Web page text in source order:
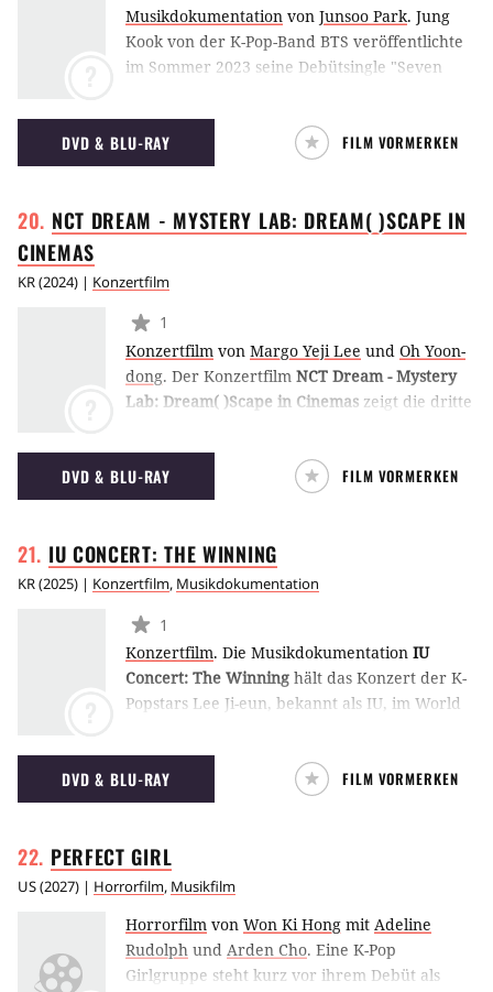
Musikdokumentation von Junsoo Park. Jung
Kook von der K-Pop-Band BTS veröffentlichte
im Sommer 2023 seine Debütsingle "Seven
Künstler seine Karriere weiter aus. Es folgten
das Album "Golden" und zahlreiche Top-
Platzierungen in den Musik-Charts. Der
den jungen Sänger über 8 Wochen hinweg auf
Leben und seinen Aufstieg gab und sein Star-
Dasein ebenso wie seine kreativen Prozesse
beleuchtete. (ES)
DVD & BLU-RAY FILM VORMERKEN
NCT DREAM - MYSTERY LAB: DREAM( )SCAPE IN
CINEMAS
KR(2024) | Konzertfilm
1
Konzertfilm von Margo Yeji Lee und Oh Yoon-
dong. Der Konzertfilm NCT Dream - Mystery
Lab: Dream( )Scape in Cinemas zeigt die dritte
Die Doku begleitet die Band sowohl bei ihren
musikalischen Show-Einlagen auf der Bühne
als auch hinter die Kulissen, damit ein
Seoul entsteht. (ES)
DVD & BLU-RAY FILM VORMERKEN
IU CONCERT: THEWINNING
KR(2025) | Konzertfilm, Musikdokumentation
1
Konzertfilm. Die Musikdokumentation IU
Concert: The Winning hält das Konzert der K-
Popstars Lee Ji-eun, bekannt als IU, im World
"Hereh"-Welttournee gehört. Hier gibt sie
Songs wie "Last Fantasy", "Love Wins All" und
"Shopper" zum besten, untermalt von einer
DVD & BLU-RAY FILM VORMERKEN
PERFECTGIRL
US(2027) | Horrorfilm, Musikfilm
Horrorfilm von Won Ki Hong mit Adeline
Rudolph und Arden Cho. Eine K-Pop
Girlgruppe steht kurz vor ihrem Debüt als